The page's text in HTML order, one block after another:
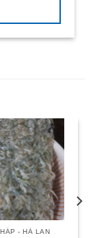
- HÀ LAN